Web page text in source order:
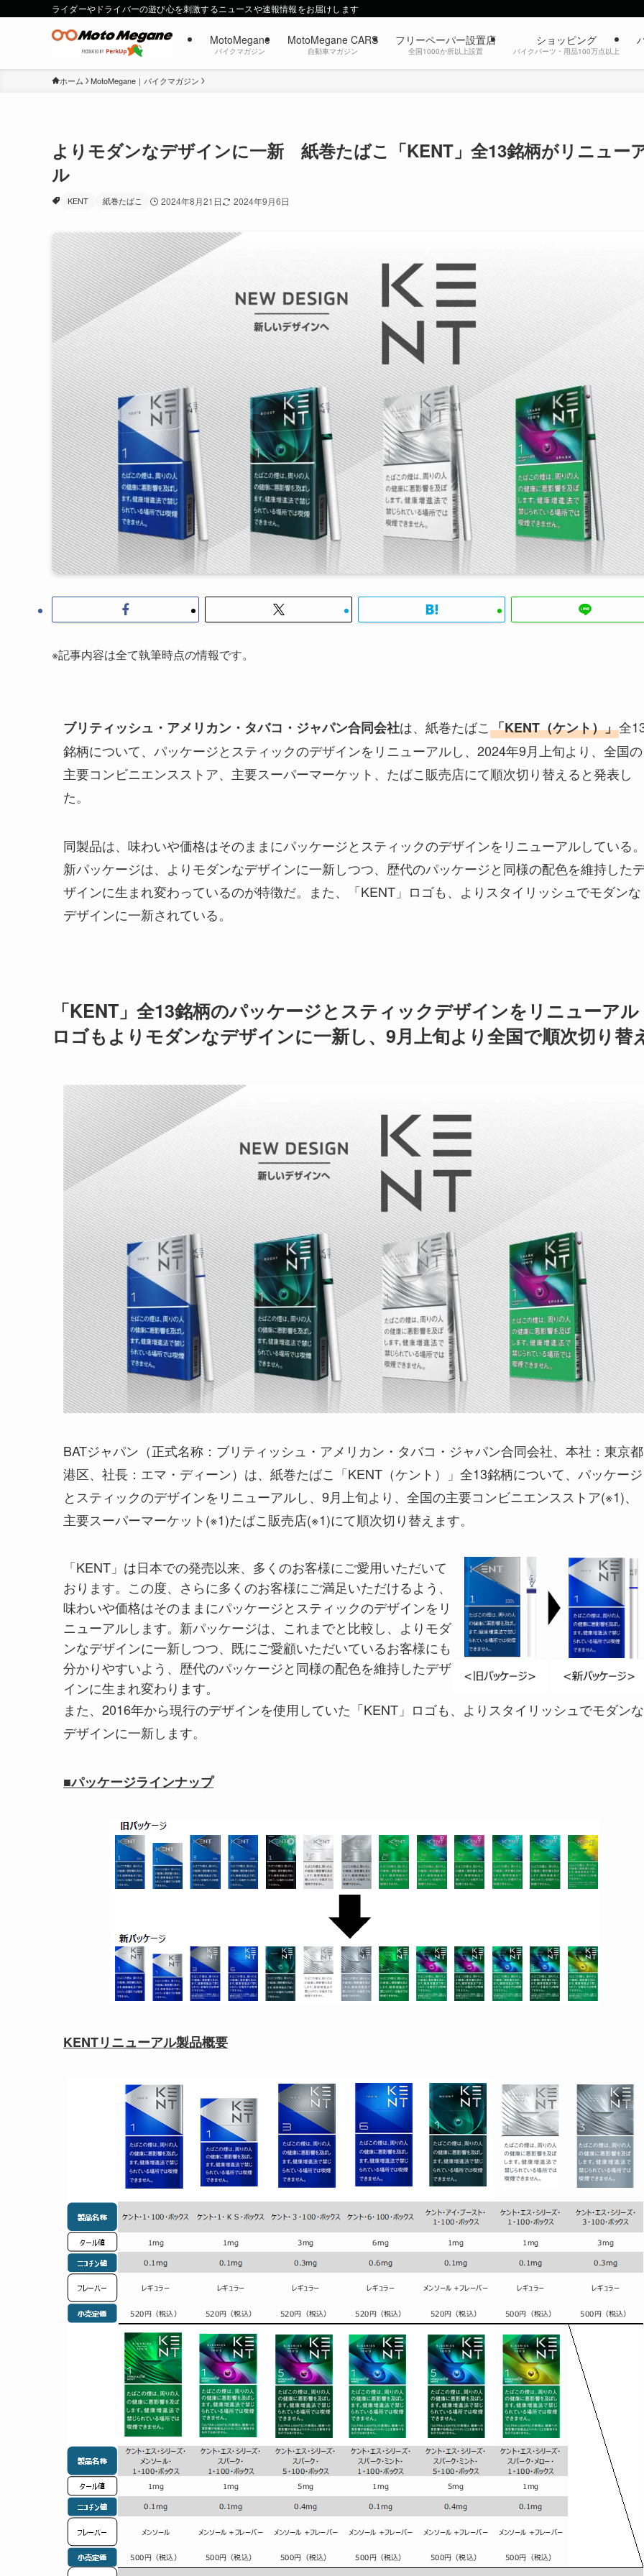
ライダーやドライバーの遊び心を刺激するニュースや速報情報をお届けします
MotoMegane
バイクマガジン
MotoMegane CARS
自動車マガジン
フリーペーパー設置店
全国1000か所以上設置
ショッピング
バイクパーツ・用品100万点以上
ホーム MotoMegane｜バイクマガジン
よりモダンなデザインに一新 紙巻たばこ「KENT」全13銘柄がリニュー
ル
KENT 紙巻たばこ 2024年8月21日 2024年9月6日
※記事内容は全て執筆時点の情報です。
ブリティッシュ・アメリカン・タバコ・ジャパン合同会社は、紙巻たばこ 「KENT（ケント）」全
銘柄について、パッケージとスティックのデザインをリニューアルし、2024年9月上旬より、全国の
主要コンビニエンスストア、主要スーパーマーケット、たばこ販売店にて順次切り替えると発表し
た。
同製品は、味わいや価格はそのままにパッケージとスティックのデザインをリニューアルしている
新パッケージは、よりモダンなデザインに一新しつつ、歴代のパッケージと同様の配色を維持した
ザインに生まれ変わっているのが特徴だ。また、「KENT」ロゴも、よりスタイリッシュでモダンな
デザインに一新されている。
「KENT」全13銘柄のパッケージとスティックデザインをリニューアル
ロゴもよりモダンなデザインに一新し、9月上旬より全国で順次切り替
BATジャパン（正式名称：ブリティッシュ・アメリカン・タバコ・ジャパン合同会社、本社：東京都
港区、社長：エマ・ディーン）は、紙巻たばこ「KENT（ケント）」全13銘柄について、パッケージ
とスティックのデザインをリニューアルし、9月上旬より、全国の主要コンビニエンスストア(※1)、
主要スーパーマーケット(※1)たばこ販売店(※1)にて順次切り替えます。
「KENT」は日本での発売以来、多くのお客様にご愛用いただいて
おります。この度、さらに多くのお客様にご満足いただけるよう、
味わいや価格はそのままにパッケージとスティックのデザインをリ
ニューアルします。新パッケージは、これまでと比較し、よりモダ
ンなデザインに一新しつつ、既にご愛顧いただいているお客様にも
分かりやすいよう、歴代のパッケージと同様の配色を維持したデザ
インに生まれ変わります。
また、2016年から現行のデザインを使用していた「KENT」ロゴも、よりスタイリッシュでモダンな
デザインに一新します。
■パッケージラインナップ
KENTリニューアル製品概要